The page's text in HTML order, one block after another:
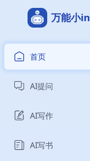
万能小in
首页
AI提问
AI写作
AI写书